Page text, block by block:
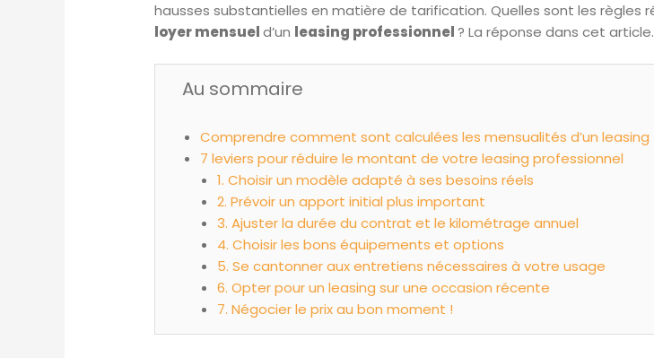
hausses substantielles en matière de tarification. Quelles sont les règles
loyer mensueld’un leasing professionnel? La réponse dans cet article.
Au sommaire
Comprendre comment sont calculées les mensualités d’un leasing
7 leviers pour réduire le montant de votre leasing professionnel
1. Choisir un modèle adapté à ses besoins réels
2. Prévoir un apport initial plus important
3. Ajuster la durée du contrat et le kilométrage annuel
4. Choisir les bons équipements et options
5. Se cantonner aux entretiens nécessaires à votre usage
6. Opter pour un leasing sur une occasion récente
7. Négocier le prix au bon moment !